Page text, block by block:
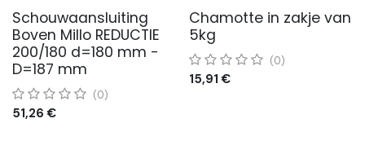
Schouwaansluiting
Boven Millo REDUCTIE
200/180 d=180 mm -
D=187 mm
(0)
51,26 €
Chamotte in zakje van
5kg
(0)
15,91 €